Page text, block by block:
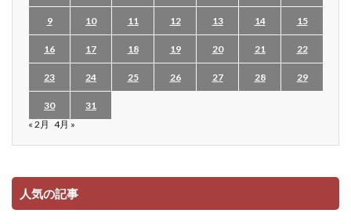
9 10 11 12 13 14 15
16 17 18 19 20 21 22
23 24 25 26 27 28 29
30
31
« 2月 4月 »
人気の記事